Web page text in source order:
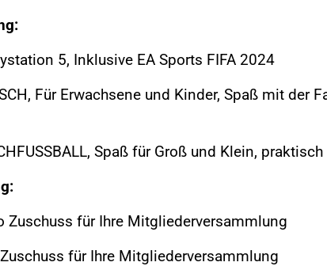
5, Inklusive EA Sports FIFA 2024
Für Erwachsene und Kinder, Spaß mit der
Spaß für Groß und Klein,
Zuschuss für Ihre Mitgliederversammlung
für Ihre Mitgliederversammlung